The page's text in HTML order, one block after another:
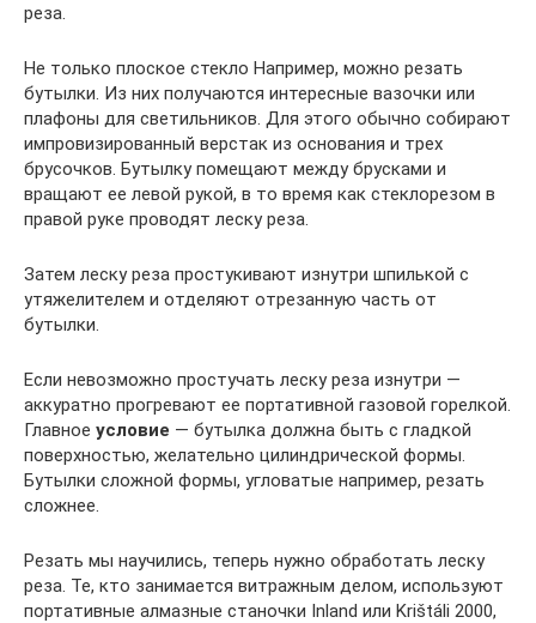
реза.
Не только плоское стекло Например, можно резать
бутылки. Из них получаются интересные вазочки или
плафоны для светильников. Для этого обычно собирают
импровизированный верстак из основания и трех
брусочков. Бутылку помещают между брусками и
вращают ее левой рукой, в то время как стеклорезом в
правой руке проводят леску реза.
Затем леску реза простукивают изнутри шпилькой с
утяжелителем и отделяют отрезанную часть от
бутылки.
Если невозможно простучать леску реза изнутри —
аккуратно прогревают ее портативной газовой горелкой.
Главное условие — бутылка должна быть с гладкой
поверхностью, желательно цилиндрической формы.
Бутылки сложной формы, угловатые например, резать
сложнее.
Резать мы научились, теперь нужно обработать леску
реза. Те, кто занимается витражным делом, используют
портативные алмазные станочки Inland или Krištáli 2000,